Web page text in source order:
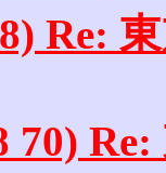
Re:
70)